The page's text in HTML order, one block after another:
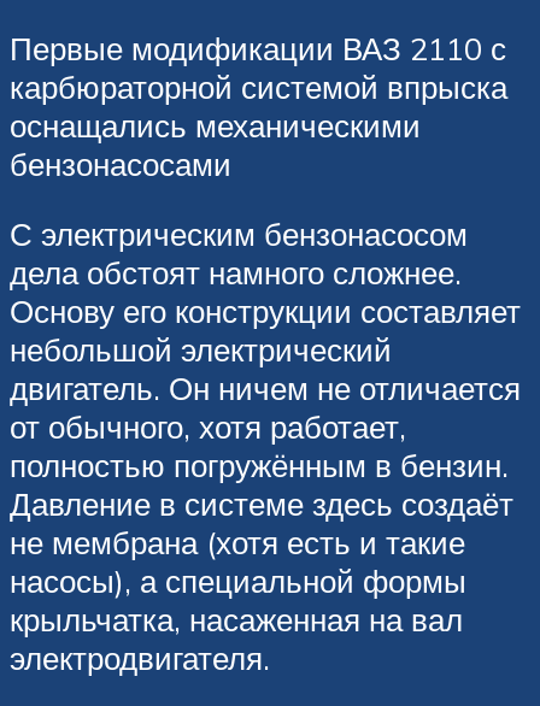
Первые модификации ВАЗ 2110 с
карбюраторной системой впрыска
оснащались механическими
бензонасосами
С электрическим бензонасосом
дела обстоят намного сложнее.
Основу его конструкции составляет
небольшой электрический
двигатель. Он ничем не отличается
от обычного, хотя работает,
полностью погружённым в бензин.
Давление в системе здесь создаёт
не мембрана (хотя есть и такие
насосы), а специальной формы
крыльчатка, насаженная на вал
электродвигателя.